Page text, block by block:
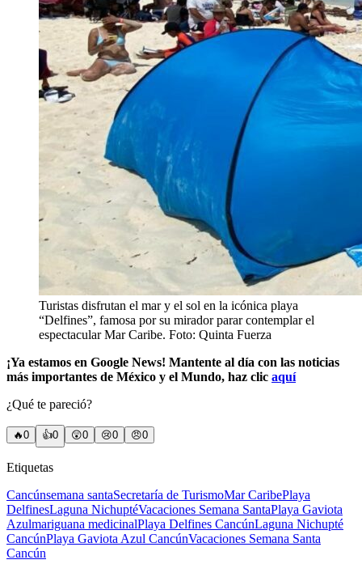
Turistas disfrutan el mar y el sol en la icónica playa
“Delfines”, famosa por su mirador parar contemplar el
espectacular Mar Caribe. Foto: Quinta Fuerza
¡Ya estamos en Google News! Mantente al día con las noticias
más importantes de México y el Mundo, haz clic aquí
¿Qué te pareció?
🔥0 👍0 😲0 😢0 😠0
Etiquetas
Cancúnsemana santaSecretaría de TurismoMar CaribePlaya
DelfinesLaguna NichuptéVacaciones Semana SantaPlaya Gaviota
Azulmariguana medicinalPlaya Delfines CancúnLaguna Nichupté
CancúnPlaya Gaviota Azul CancúnVacaciones Semana Santa
Cancún